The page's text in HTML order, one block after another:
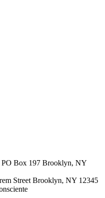
PO Box 197 Brooklyn, NY
Street Brooklyn, NY 12345